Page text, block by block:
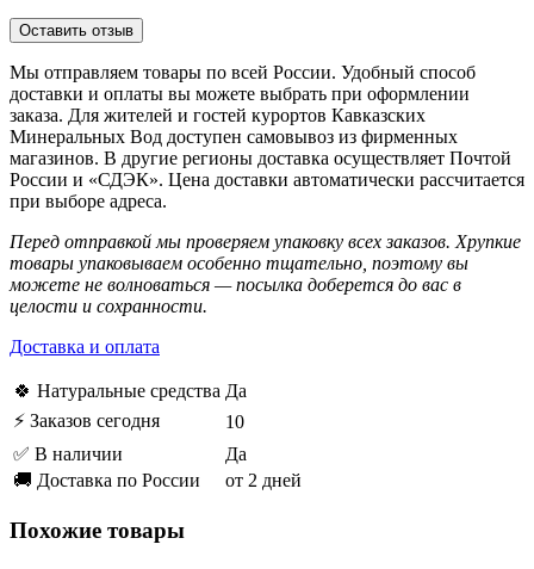
Оставить отзыв
Мы отправляем товары по всей России. Удобный способ
доставки и оплаты вы можете выбрать при оформлении
заказа. Для жителей и гостей курортов Кавказских
Минеральных Вод доступен самовывоз из фирменных
магазинов. В другие регионы доставка осуществляет Почтой
России и «СДЭК». Цена доставки автоматически рассчитается
при выборе адреса.
Перед отправкой мы проверяем упаковку всех заказов. Хрупкие
товары упаковываем особенно тщательно, поэтому вы
можете не волноваться — посылка доберется до вас в
целости и сохранности.
Доставка и оплата
🍀 Натуральные средства Да
⚡ Заказов сегодня
10
✅ В наличии
Да
🚚 Доставка по России
от 2 дней
Похожие товары